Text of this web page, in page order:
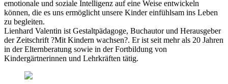
emotionale und soziale Intelligenz auf eine Weise entwickeln
können, die es uns ermöglicht unsere Kinder einfühlsam ins Leben
zu begleiten.
Lienhard Valentin ist Gestaltpädagoge, Buchautor und Herausgeber
der Zeitschrift ?Mit Kindern wachsen?. Er ist seit mehr als 20 Jahren
in der Elternberatung sowie in der Fortbildung von
Kindergärtnerinnen und Lehrkräften tätig.